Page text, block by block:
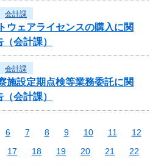
会計課
ウェアライセンスの購入に関
会計課）
会計課
施設定期点検等業務委託に関
会計課）
6 7 8 9 10 11
12
17 18 19 20 21
22